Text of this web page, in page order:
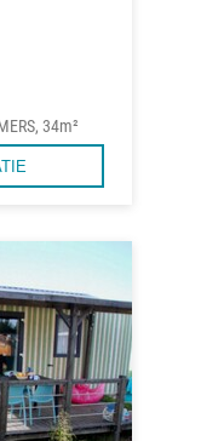
34m²